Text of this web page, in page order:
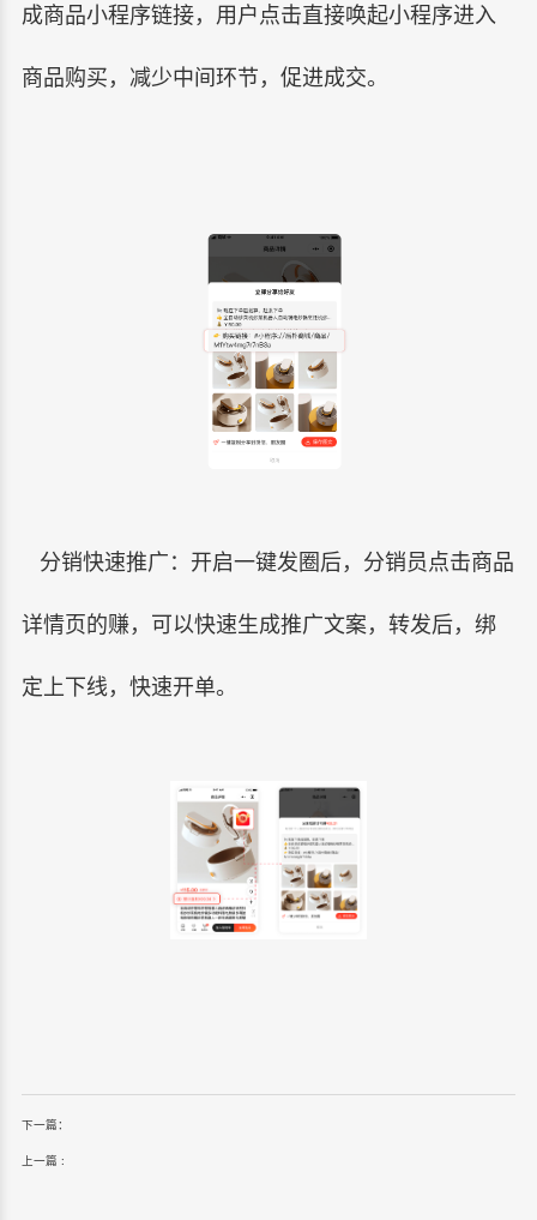
成商品小程序链接，用户点击直接唤起小程序进入
商品购买，减少中间环节，促进成交。
分销快速推广：开启一键发圈后，分销员点击商品
详情页的赚，可以快速生成推广文案，转发后，绑
定上下线，快速开单。
下一篇：
上一篇 :